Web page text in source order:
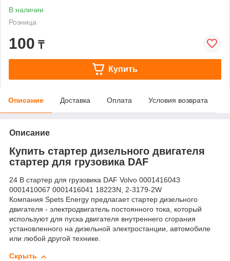
В наличии
Розница
100 ₸
Купить
Описание Доставка Оплата Условия возврата
Описание
Купить стартер дизельного двигателя
стартер для грузовика DAF
24 В стартер для грузовика DAF Volvo 0001416043
0001410067 0001416041 18223N, 2-3179-2W
Компания Spets Energy предлагает стартер дизельного
двигателя - электродвигатель постоянного тока, который
используют для пуска двигателя внутреннего сгорания
установленного на дизельной электростанции, автомобиле
или любой другой технике.
Скрыть